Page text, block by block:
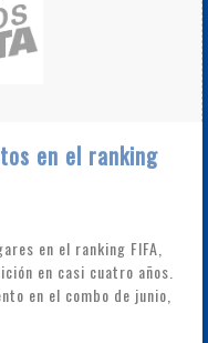
en el ranking
en el ranking FIFA,
en casi cuatro años.
en el combo de junio,